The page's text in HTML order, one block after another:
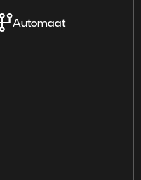
Automaat